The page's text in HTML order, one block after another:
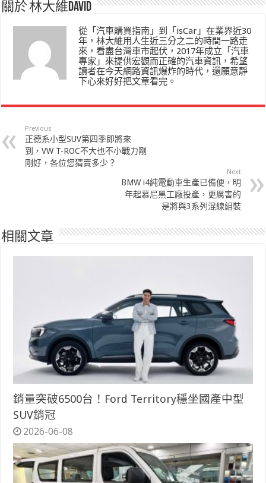
關於 林大維David
從「汽車購買指南」到「isCar」在業界近30
年，林大維用人生近三分之二的時間一路走
來，看盡台灣車市起伏，2017年成立「汽車
專家」來提供宏觀而正確的汽車資訊，希望
讀者在今天網路資訊爆炸的時代，還願意靜
下心來好好把文章看完。
Previous
正德系小型SUV第四季即將來
到，VW T-ROC不大也不小戰力剛
剛好，各位您猜賣多少？
Next
BMW i4純電動車生產已備便，明
年起慕尼黑工廠投產，更厲害的
是將與3系列混線組裝
相關文章
銷量突破6500台！Ford Territory穩坐國產中型
SUV銷冠
2026-06-08